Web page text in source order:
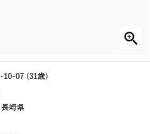
10-07 (31歳)
長崎県